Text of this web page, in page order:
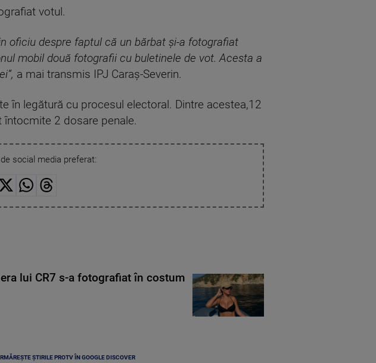
votul.
oficiu despre faptul că un bărbat şi-a fotografiat
mobil două fotografii cu buletinele de vot. Acesta a
a mai transmis IPJ Caraş-Severin.
în legătură cu procesul electoral. Dintre acestea,12
2 dosare penale.
social media preferat:
lui CR7 s-a fotografiat în costum
ȘTIRILE PROTV ÎN GOOGLE DISCOVER